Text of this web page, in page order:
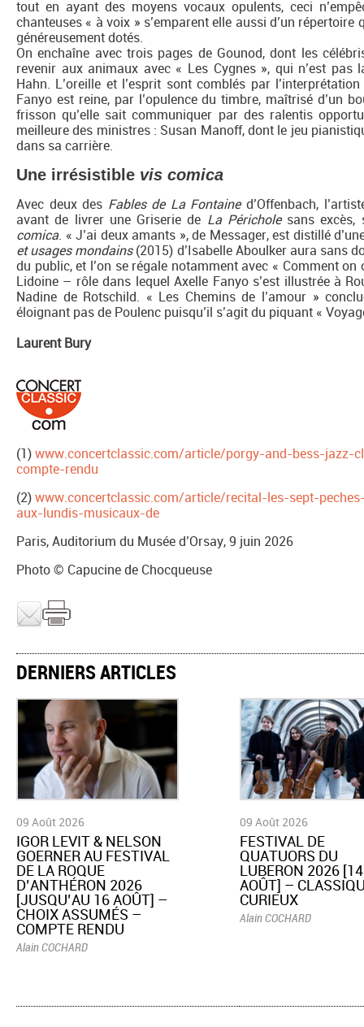
tout en ayant des moyens vocaux opulents, ceci
chanteuses « à voix » s’emparent elle aussi d’un
généreusement dotés.
On enchaîne avec trois pages de Gounod, dont les
revenir aux animaux avec « Les Cygnes », qui n’est pas
Hahn. L’oreille et l’esprit sont comblés par
Fanyo est reine, par l’opulence du timbre, maîtrisé d’un
frisson qu’elle sait communiquer par des ralentis
meilleure des ministres : Susan Manoff, dont le jeu
dans sa carrière.
Une irrésistible vis comica
Avec deux des Fables de La Fontained’Offenbach,
avant de livrer une Griserie de La Péricholesans excès,
comica. « J’ai deux amants », de Messager, est distillé
et usages mondains(2015) d’Isabelle Aboulker aura sans
du public, et l’on se régale notamment avec « Comment
Lidoine – rôle dans lequel Axelle Fanyo s’est illustrée à
Nadine de Rotschild. « Les Chemins de l’amour »
éloignant pas de Poulenc puisqu’il s’agit du piquant «
Laurent Bury
(1)www.concertclassic.com/article/porgy-and-bess-jazz-
compte-rendu
(2)www.concertclassic.com/article/recital-les-sept-
aux-lundis-musicaux-de
Paris, Auditorium du Musée d’Orsay, 9 juin 2026
Photo © Capucine de Chocqueuse
DERNIERS ARTICLES
09 Août 2026
​IGOR LEVIT & NELSON
GOERNER AU FESTIVAL
DE LA ROQUE
D’ANTHÉRON 2026
[JUSQU’AU 16 AOÛT] –
CHOIX ASSUMÉS –
COMPTE RENDU
Alain COCHARD
09 Août 2026
​FESTIVAL DE
QUATUORS DU
LUBERON 2026
AOÛT] –
CURIEUX
Alain COCHARD